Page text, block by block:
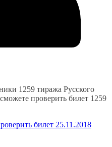
1259 тиража Русского
проверить билет 1259